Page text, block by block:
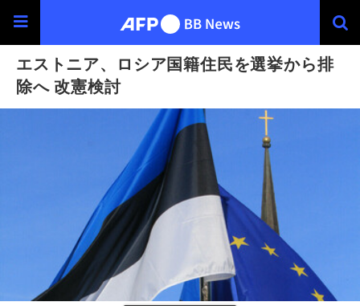
エストニア、ロシア国籍住民を選挙から排
除へ 改憲検討